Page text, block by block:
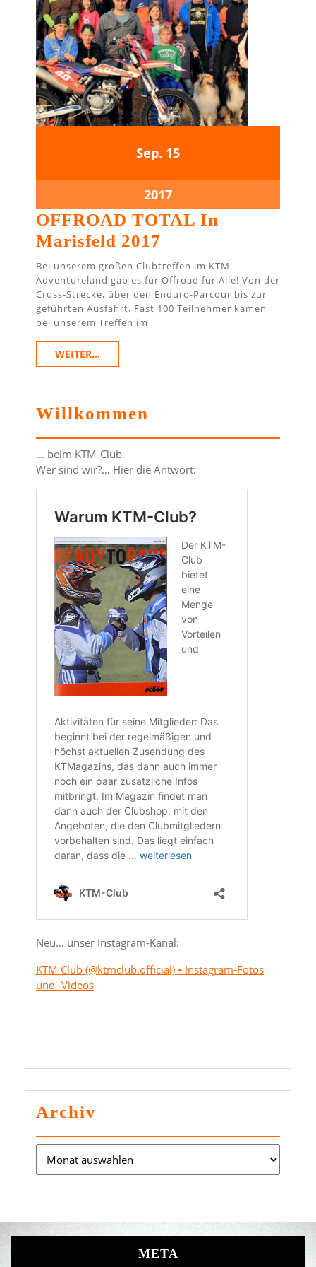
Sep. 15.
2017
1515.
201715.
September
OFFROAD TOTAL In
Marisfeld 2017
TOTAL
In
Marisfeld
Bei unserem großen Clubtreffen im KTM-
Adventureland gab es für Offroad für Alle! Von der
Cross-Strecke, über den Enduro-Parcour bis zur
geführten Ausfahrt. Fast 100 Teilnehmer kamen
bei unserem Treffen im
WEITER...WEITER...
Willkommen
… beim KTM-Club.
Wer sind wir?… Hier die Antwort:
Neu… unser Instagram-Kanal:
KTM Club (@ktmclub.official) • Instagram-Fotos
und -Videos
Archiv
META